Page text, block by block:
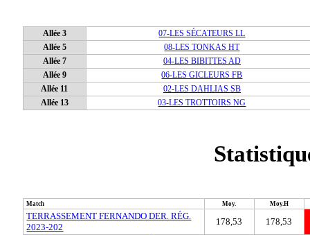
Allée 3
07-LES SÉCATEURS LL
Allée 5
08-LES TONKAS HT
Allée 7
04-LES BIBITTES AD
Allée 9
06-LES GICLEURS FB
Allée 11
02-LES DAHLIAS SB
Allée 13
03-LES TROTTOIRS NG
Match Moy. Moy.H
TERRASSEMENT FERNANDO DER. RÉG.
2023-202
178,53
178,53